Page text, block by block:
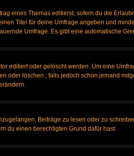
eines Themas editierst, sofern du die
Titel für deine Umfrage angeben und
Umfrage. Es gibt eine automatische
editiert oder gelöscht werden. Um eine
oder löschen , falls jedoch schon jemand
Beiträge zu lesen oder zu
du einen berechtigten Grund dafür hast.